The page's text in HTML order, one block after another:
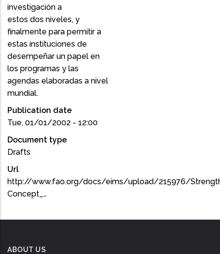
investigación a
estos dos niveles, y
finalmente para permitir a
estas instituciones de
desempeñar un papel en
los programas y las
agendas elaboradas a nivel
mundial.
Publication date
Tue, 01/01/2002 - 12:00
Document type
Drafts
Url
http://www.fao.org/docs/eims/upload/215976/
Concept_…
ABOUT US